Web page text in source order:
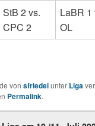
StB 2 vs.
CPC 2
LaBR 1
OL
von sfriedelunter Liga
Permalink.